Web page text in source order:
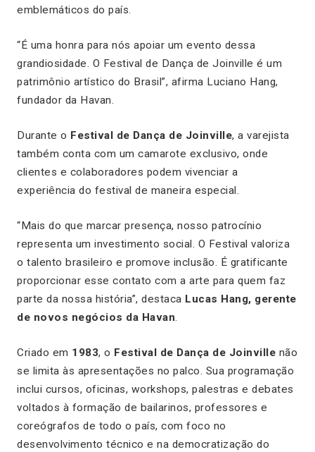
emblemáticos do país.
“É uma honra para nós apoiar um evento dessa
grandiosidade. O Festival de Dança de Joinville é um
patrimônio artístico do Brasil”, afirma Luciano Hang,
fundador da Havan.
Durante o Festival de Dança de Joinville, a varejista
também conta com um camarote exclusivo, onde
clientes e colaboradores podem vivenciar a
experiência do festival de maneira especial.
“Mais do que marcar presença, nosso patrocínio
representa um investimento social. O Festival valoriza
o talento brasileiro e promove inclusão. É gratificante
proporcionar esse contato com a arte para quem faz
parte da nossa história”, destaca Lucas Hang, gerente
de novos negócios da Havan.
Criado em 1983, o Festival de Dança de Joinville não
se limita às apresentações no palco. Sua programação
inclui cursos, oficinas, workshops, palestras e debates
voltados à formação de bailarinos, professores e
coreógrafos de todo o país, com foco no
desenvolvimento técnico e na democratização do